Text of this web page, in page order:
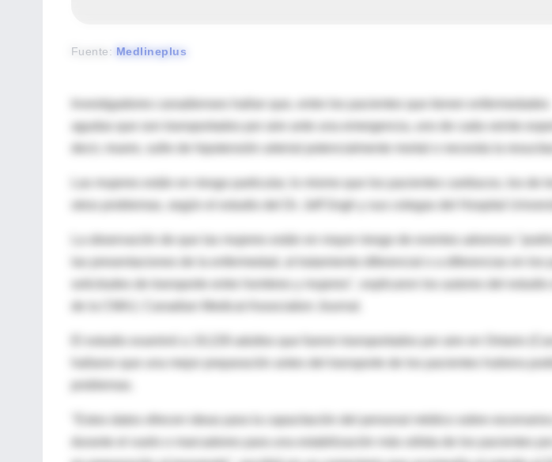
Fuente: Medlineplus
Investigadores canadienses hallan que, entre los pacientes que tienen enfermedades
agudas que son transportados por aire ante una emergencia, uno de cada veinte
Las mujeres están en riesgo particular, lo mismo que los pacientes cardiacos, los de
otros problemas, según el estudio del Dr. Jeff Sngh y sus colegas del Hospital
La observación de que las mujeres están en mayor riesgo de eventos adversos
El estudio examinó a 19,228 adultos que fueron transportados por aire en Ontario
"Estos datos ofrecen ideas para la capacitación del personal médico sobre